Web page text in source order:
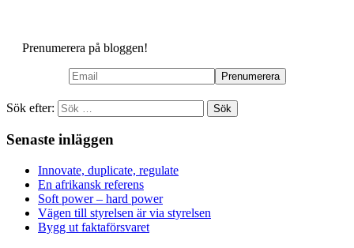
Prenumerera på bloggen!
Sök efter:
Senaste inläggen
Innovate, duplicate, regulate
En afrikansk referens
Soft power – hard power
Vägen till styrelsen är via styrelsen
Bygg ut faktaförsvaret